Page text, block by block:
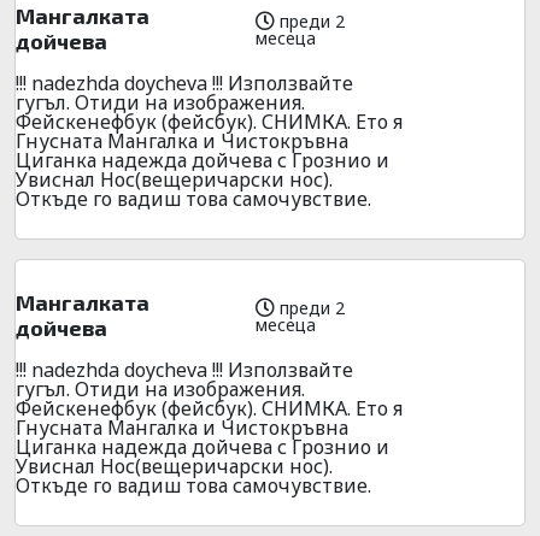
Мангалката
дойчева
преди 2
месеца
!!! nadezhda doycheva !!! Използвайте
гугъл. Отиди на изображения.
Фейскенефбук (фейсбук). СНИМКА. Ето я
Гнусната Мангалка и Чистокръвна
Циганка надежда дойчева с Грознио и
Увиснал Нос(вещеричарски нос).
Откъде го вадиш това самочувствие.
Мангалката
дойчева
преди 2
месеца
!!! nadezhda doycheva !!! Използвайте
гугъл. Отиди на изображения.
Фейскенефбук (фейсбук). СНИМКА. Ето я
Гнусната Мангалка и Чистокръвна
Циганка надежда дойчева с Грознио и
Увиснал Нос(вещеричарски нос).
Откъде го вадиш това самочувствие.